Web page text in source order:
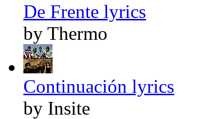
De Frente lyrics
by Thermo
Continuación lyrics
by Insite